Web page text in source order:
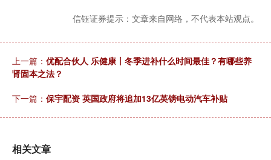
信钰证券提示：文章来自网络，不代表本站观点。
上一篇： 优配合伙人 乐健康丨冬季进补什么时间最佳？有哪些养
肾固本之法？
下一篇： 保宇配资 英国政府将追加13亿英镑电动汽车补贴
相关文章